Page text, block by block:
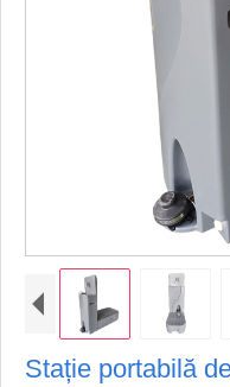
Stație portabilă